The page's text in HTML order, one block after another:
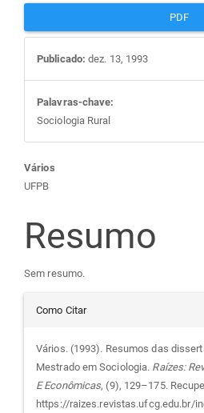
PDF
Publicado: dez. 13, 1993
Palavras-chave:
Sociologia Rural
Conteúdo
do
artigo
principal
Vários
UFPB
Resumo
Sem resumo.
Detalhes
do
artigo
Como Citar
Vários. (1993). Resumos das
Mestrado em Sociologia. Raízes:
E Econômicas, (9), 129–175.
https://raizes.revistas.ufcg.edu.br/